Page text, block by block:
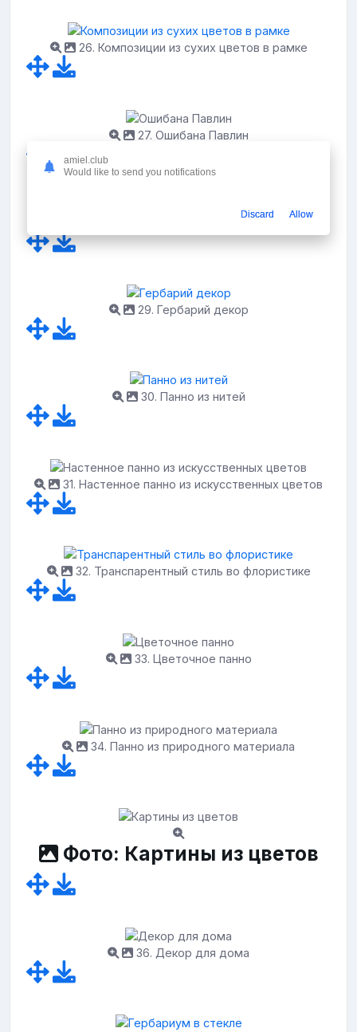
26. Композиции из сухих цветов в рамке
27. Ошибана Павлин
28. Флористический коллаж
29. Гербарий декор
30. Панно из нитей
31. Настенное панно из искусственных цветов
32. Транспарентный стиль во флористике
33. Цветочное панно
34. Панно из природного материала
Фото: Картины из цветов
36. Декор для дома
amiel.club
Would like to send you notifications
Discard Allow